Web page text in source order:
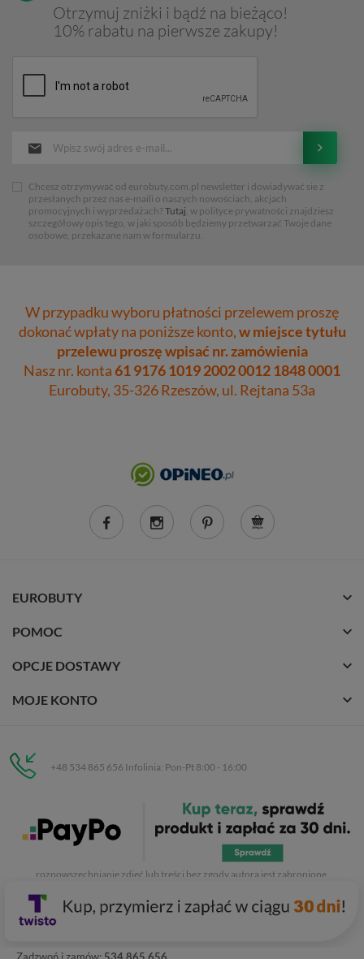
Zadzwoń i zamów: 534 865 656
Otrzymuj zniżki i bądź na bieżąco!
10% rabatu na pierwsze zakupy!
Chcesz otrzymywać od eurobuty.com.pl newsletter i dowiadywać sie z
przesłanych przez nas e-maili o naszych nowościach, akcjach
promocyjnych i wyprzedażach? Tutaj, w polityce prywatności znajdziesz
szczegółowy opis tego, w jaki sposób będziemy przetwarzać Twoje dane
osobowe, przekazane nam w formularzu.
W przypadku wyboru płatności przelewem proszę
dokonać wpłaty na poniższe konto,w miejsce tytułu
przelewu proszę wpisać nr. zamówienia
Nasz nr. konta61 9176 1019 2002 0012 1848 0001
Eurobuty, 35-326 Rzeszów, ul. Rejtana 53a
EUROBUTY
POMOC
OPCJE DOSTAWY
MOJE KONTO
+48 534 865 656 Infolinia: Pon-Pt 8:00 - 16:00
C.H. Respan, Rejtana 53a/250
35-326 Rzeszów
. Kopiowanie, przetwarzanie,
rozpowszechnianie zdjęć lub treści bez zgody autora jest zabronione.